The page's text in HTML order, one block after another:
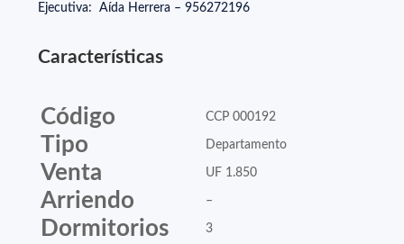
Ejecutiva: Aída Herrera – 956272196
Características
Código CCP 000192
Tipo Departamento
Venta UF 1.850
Arriendo –
Dormitorios 3